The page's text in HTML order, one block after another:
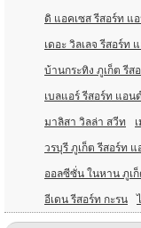
ดิ แอคเซส รีสอร์ท แ
เดอะ วิลเลจ รีสอร์ท
บ้านกระทิง ภูเก็ต รีส
เบลแอร์ รีสอร์ท แอน
มาลิสา วิลล่า สวีท
วรบุรี ภูเก็ต รีสอร์ท
ออลซีซั่น ในหาน ภูเก็
อีเดน รีสอร์ท กะรน